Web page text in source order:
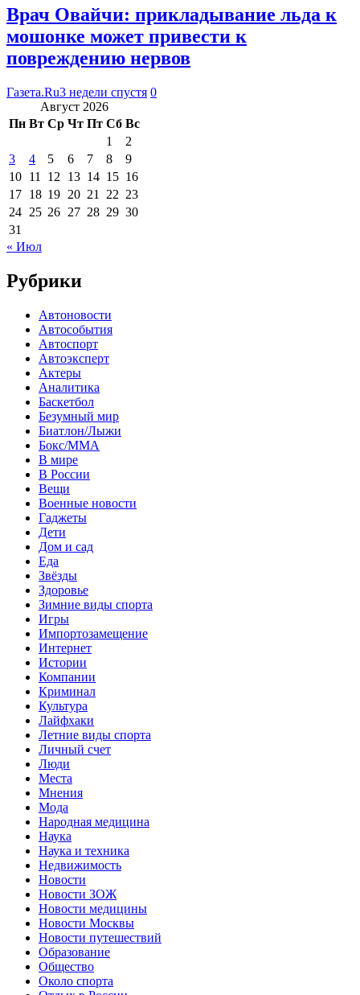
Врач Овайчи: прикладывание льда к
мошонке может привести к
повреждению нервов
Газета.Ru3 недели спустя 0
Август 2026
Пн Вт Ср Чт Пт Сб Вс
1
2
3
4 5 6 7 8
9
10 11 12 13 14 15 16
17 18 19 20 21 22 23
24 25 26 27 28 29 30
31
« Июл
Рубрики
Автоновости
Автособытия
Автоспорт
Автоэксперт
Актеры
Аналитика
Баскетбол
Безумный мир
Биатлон/Лыжи
Бокс/MMA
В мире
В России
Вещи
Военные новости
Гаджеты
Дети
Дом и сад
Еда
Звёзды
Здоровье
Зимние виды спорта
Игры
Импортозамещение
Интернет
Истории
Компании
Криминал
Культура
Лайфхаки
Летние виды спорта
Личный счет
Люди
Места
Мнения
Мода
Народная медицина
Наука
Наука и техника
Недвижимость
Новости
Новости ЗОЖ
Новости медицины
Новости Москвы
Новости путешествий
Образование
Общество
Около спорта